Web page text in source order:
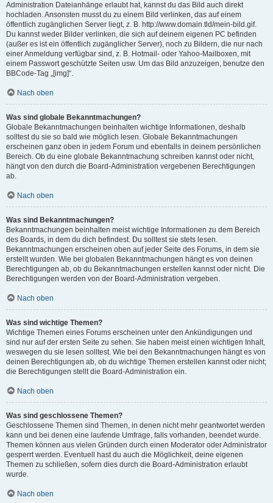
Administration Dateianhänge erlaubt hat, kannst du das Bild auch direkt
hochladen. Ansonsten musst du zu einem Bild verlinken, das auf einem
öffentlich zugänglichen Server liegt, z. B. http://www.domain.tld/mein-bild.gif.
Du kannst weder Bilder verlinken, die sich auf deinem eigenen PC befinden
(außer es ist ein öffentlich zugänglicher Server), noch zu Bildern, die nur nach
einer Anmeldung verfügbar sind, z. B. Hotmail- oder Yahoo-Mailboxen, mit
einem Passwort geschützte Seiten usw. Um das Bild anzuzeigen, benutze den
BBCode-Tag „[img]“.
Nach oben
Was sind globale Bekanntmachungen?
Globale Bekanntmachungen beinhalten wichtige Informationen, deshalb
solltest du sie so bald wie möglich lesen. Globale Bekanntmachungen
erscheinen ganz oben in jedem Forum und ebenfalls in deinem persönlichen
Bereich. Ob du eine globale Bekanntmachung schreiben kannst oder nicht,
hängt von den durch die Board-Administration vergebenen Berechtigungen
ab.
Nach oben
Was sind Bekanntmachungen?
Bekanntmachungen beinhalten meist wichtige Informationen zu dem Bereich
des Boards, in dem du dich befindest. Du solltest sie stets lesen.
Bekanntmachungen erscheinen oben auf jeder Seite des Forums, in dem sie
erstellt wurden. Wie bei globalen Bekanntmachungen hängt es von deinen
Berechtigungen ab, ob du Bekanntmachungen erstellen kannst oder nicht. Die
Berechtigungen werden von der Board-Administration vergeben.
Nach oben
Was sind wichtige Themen?
Wichtige Themen eines Forums erscheinen unter den Ankündigungen und
sind nur auf der ersten Seite zu sehen. Sie haben meist einen wichtigen Inhalt,
weswegen du sie lesen solltest. Wie bei den Bekanntmachungen hängt es von
deinen Berechtigungen ab, ob du wichtige Themen erstellen kannst oder nicht;
die Berechtigungen stellt die Board-Administration ein.
Nach oben
Was sind geschlossene Themen?
Geschlossene Themen sind Themen, in denen nicht mehr geantwortet werden
kann und bei denen eine laufende Umfrage, falls vorhanden, beendet wurde.
Themen können aus vielen Gründen durch einen Moderator oder Administrator
gesperrt werden. Eventuell hast du auch die Möglichkeit, deine eigenen
Themen zu schließen, sofern dies durch die Board-Administration erlaubt
wurde.
Nach oben